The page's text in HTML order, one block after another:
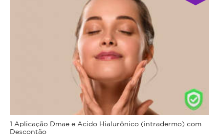
1 Aplicação Dmae e Acido Hialurônico (intradermo) com
Descontão